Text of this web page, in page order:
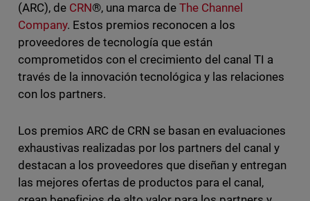
(ARC), de CRN®, una marca de The Channel
Company. Estos premios reconocen a los
proveedores de tecnología que están
comprometidos con el crecimiento del canal TI a
través de la innovación tecnológica y las relaciones
con los partners.
Los premios ARC de CRN se basan en evaluaciones
exhaustivas realizadas por los partners del canal y
destacan a los proveedores que diseñan y entregan
las mejores ofertas de productos para el canal,